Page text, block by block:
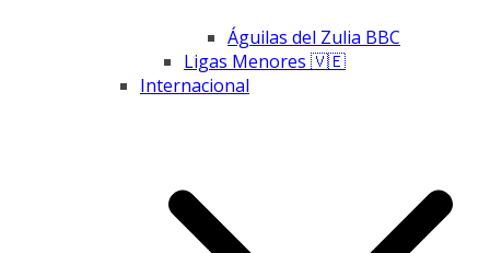
Águilas del Zulia BBC
Ligas Menores 🇻🇪
Internacional